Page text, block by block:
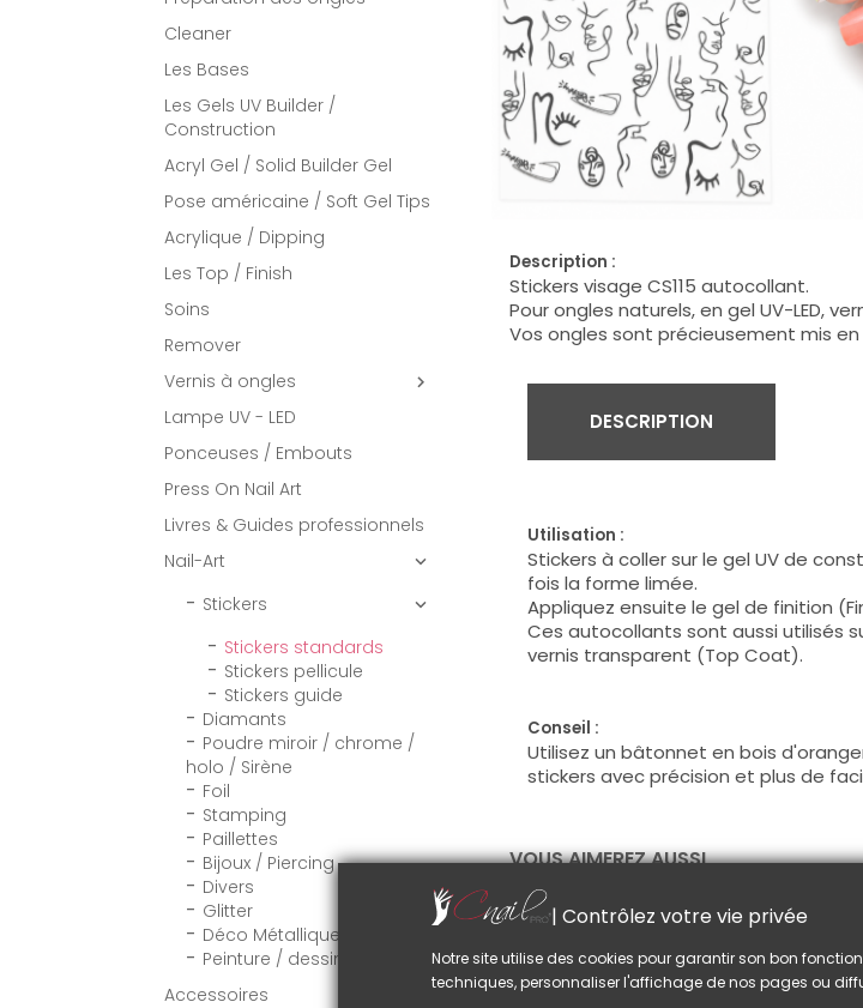
Cleaner
Les Bases
Les Gels UV Builder /
Construction
Acryl Gel / Solid Builder Gel
Pose américaine / Soft Gel Tips
Acrylique / Dipping
Les Top / Finish
Soins
Remover
Vernis à ongles

Lampe UV - LED
Ponceuses / Embouts
Press On Nail Art
Livres & Guides professionnels
Nail-Art

Stickers 
Stickers standards
Stickers pellicule
Stickers guide
Diamants
Poudre miroir / chrome /
holo / Sirène
Foil
Stamping
Paillettes
Bijoux / Piercing
Divers
Glitter
Déco Métallique
Peinture / dessin
Accessoires
Description :
Stickers visage CS115 autocollant.
Pour ongles naturels, en gel UV-LED,
Vos ongles sont précieusement mis
DESCRIPTION
Utilisation :
Stickers à coller sur le gel UV de
fois la forme limée.
Appliquez ensuite le gel de finition
Ces autocollants sont aussi utilisés
vernis transparent (Top Coat).
Conseil :
Utilisez un bâtonnet en bois
stickers avec précision et plus de
VOUS AIMEREZ AUSSI
| Contrôlez votre vie privée
Notre site utilise des cookies pour garantir son bon
techniques, personnaliser l'affichage de nos pages ou